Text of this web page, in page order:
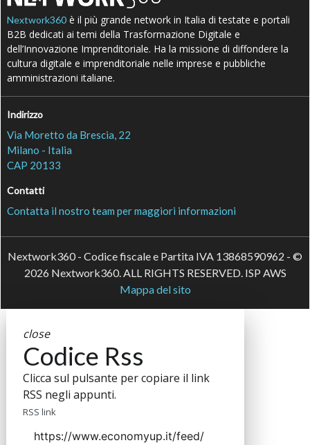
Nextwork360 è il più grande network in Italia di testate e portali
B2B dedicati ai temi della Trasformazione Digitale e
dell’Innovazione Imprenditoriale. Ha la missione di diffondere la
cultura digitale e imprenditoriale nelle imprese e pubbliche
amministrazioni italiane.
Indirizzo
Via Moretto da Brescia, 22
Milano - Italia
CAP 20133
Contatti
Contatta il nostro team per maggiori informazioni
Nextwork360 - Codice fiscale e Partita IVA 13868590962 - ©
2026 Nextwork360. ALL RIGHTS RESERVED. ISP AWS
Mappa del sito
close
Codice Rss
Clicca sul pulsante per copiare il link
RSS negli appunti.
RSS link